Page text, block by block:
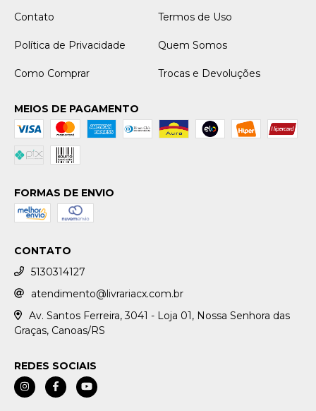
Contato Termos de Uso
Política de Privacidade Quem Somos
Como Comprar Trocas e Devoluções
MEIOS DE PAGAMENTO
FORMAS DE ENVIO
CONTATO
5130314127
atendimento@livrariacx.com.br
Av. Santos Ferreira, 3041 - Loja 01, Nossa Senhora das
Graças, Canoas/RS
REDES SOCIAIS